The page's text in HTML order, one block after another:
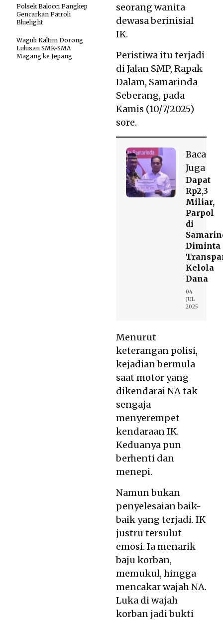
seorang wanita
dewasa berinisial
IK.
Peristiwa itu terjadi
di Jalan SMP, Rapak
Dalam, Samarinda
Seberang, pada
Kamis (10/7/2025)
sore.
Baca
Juga
Dapat
Rp2,3
Miliar,
Parpol
di
Diminta
Kelola
Dana
04
JUL
2025
Menurut
keterangan polisi,
kejadian bermula
saat motor yang
dikendarai NA tak
sengaja
menyerempet
kendaraan IK.
Keduanya pun
berhenti dan
menepi.
Namun bukan
penyelesaian baik-
baik yang terjadi. IK
justru tersulut
emosi. Ia menarik
baju korban,
memukul, hingga
mencakar wajah NA.
Luka di wajah
korban jadi bukti
Polsek Balocci Pangkep
Gencarkan Patroli
Bluelight
Wagub Kaltim Dorong
Lulusan SMK-SMA
Magang ke Jepang